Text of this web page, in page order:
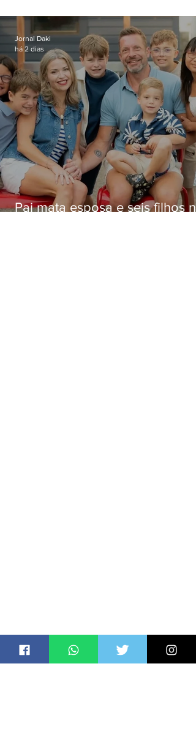
Niterói
Pai mata esposa e seis filhos
Jornal Daki
há 2 dias